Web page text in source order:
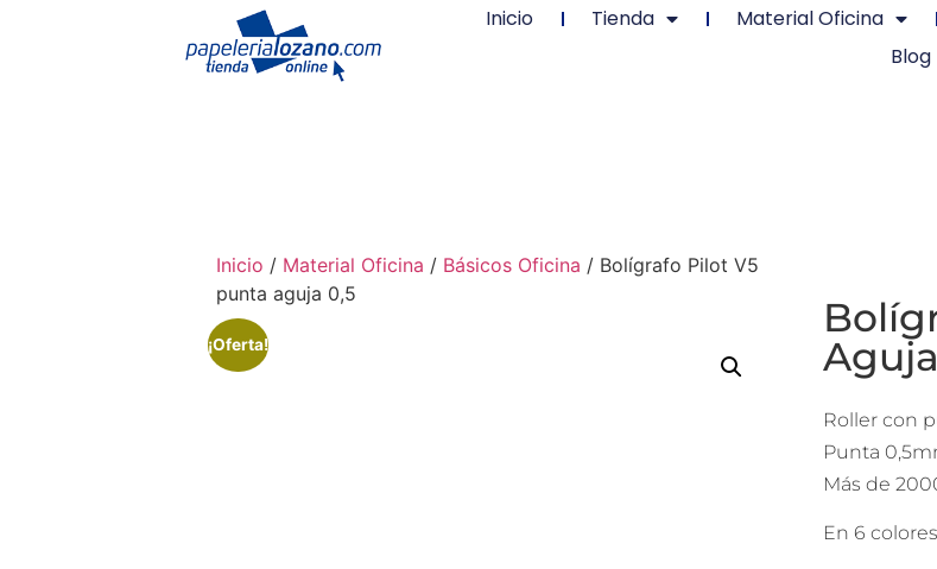
Inicio Tienda Material Oficina
Blog
Inicio / Material Oficina / Básicos Oficina / Bolígrafo Pilot V5
punta aguja 0,5
¡Oferta!
Roller con
Punta
Más de
En 6 colores